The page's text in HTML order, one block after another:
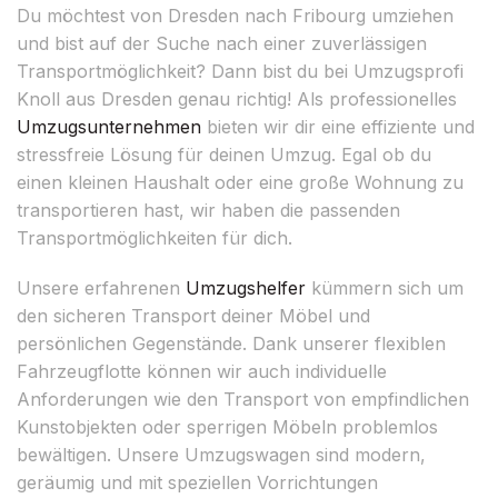
Du möchtest von Dresden nach Fribourg umziehen
und bist auf der Suche nach einer zuverlässigen
Transportmöglichkeit? Dann bist du bei Umzugsprofi
Knoll aus Dresden genau richtig! Als professionelles
Umzugsunternehmen bieten wir dir eine effiziente und
stressfreie Lösung für deinen Umzug. Egal ob du
einen kleinen Haushalt oder eine große Wohnung zu
transportieren hast, wir haben die passenden
Transportmöglichkeiten für dich.
Unsere erfahrenen Umzugshelfer kümmern sich um
den sicheren Transport deiner Möbel und
persönlichen Gegenstände. Dank unserer flexiblen
Fahrzeugflotte können wir auch individuelle
Anforderungen wie den Transport von empfindlichen
Kunstobjekten oder sperrigen Möbeln problemlos
bewältigen. Unsere Umzugswagen sind modern,
geräumig und mit speziellen Vorrichtungen